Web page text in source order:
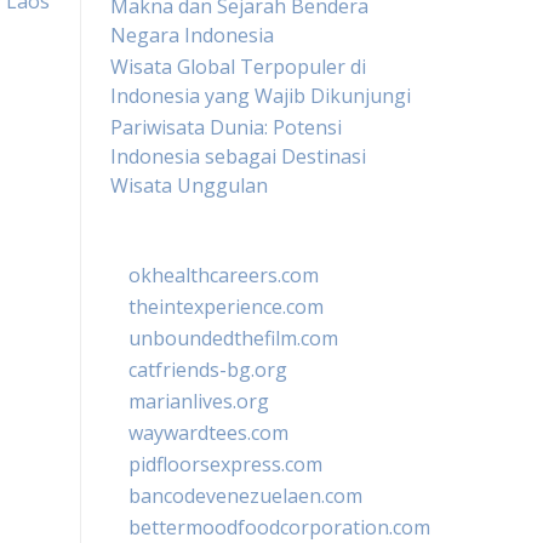
Makna dan Sejarah Bendera
Negara Indonesia
Wisata Global Terpopuler di
Indonesia yang Wajib Dikunjungi
Pariwisata Dunia: Potensi
Indonesia sebagai Destinasi
Wisata Unggulan
okhealthcareers.com
theintexperience.com
unboundedthefilm.com
catfriends-bg.org
marianlives.org
waywardtees.com
pidfloorsexpress.com
bancodevenezuelaen.com
bettermoodfoodcorporation.com